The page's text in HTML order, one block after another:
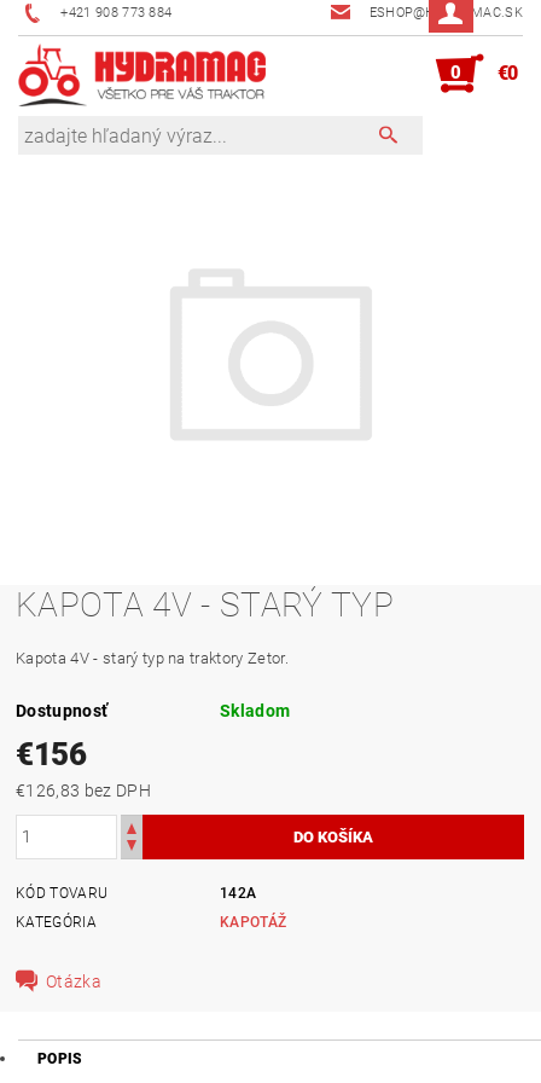
+421 908 773 884 ESHOP@HYDRAMAC.SK
0 €0
KAPOTA 4V - STARÝ TYP
Kapota 4V - starý typ na traktory Zetor.
Dostupnosť Skladom
€156
€126,83 bez DPH
KÓD TOVARU
142A
KATEGÓRIA
KAPOTÁŽ
Otázka
POPIS